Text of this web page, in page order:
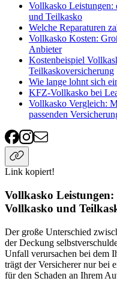
Vollkasko Leistungen:
und Teilkasko
Welche Reparaturen
Vollkasko Kosten:
Anbieter
Kostenbeispiel
Teilkaskoversicherung
Wie lange lohnt sich
KFZ-Vollkasko bei
Vollkasko Vergleich:
passenden
Link kopiert!
Vollkasko Leistungen:
Vollkasko und
Der große Unterschied
der Deckung
Unfall verursachen bei dem
trägt der Versicherer nur bei
für den Schaden an Ihrem